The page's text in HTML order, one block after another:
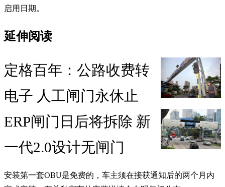
启用日期。
延伸阅读
定格百年：公路收费转
电子 人工闸门永休止
ERP闸门日后将拆除 新
一代2.0设计无闸门
安装第一套OBU是免费的，车主须在接获通知后的两个月内